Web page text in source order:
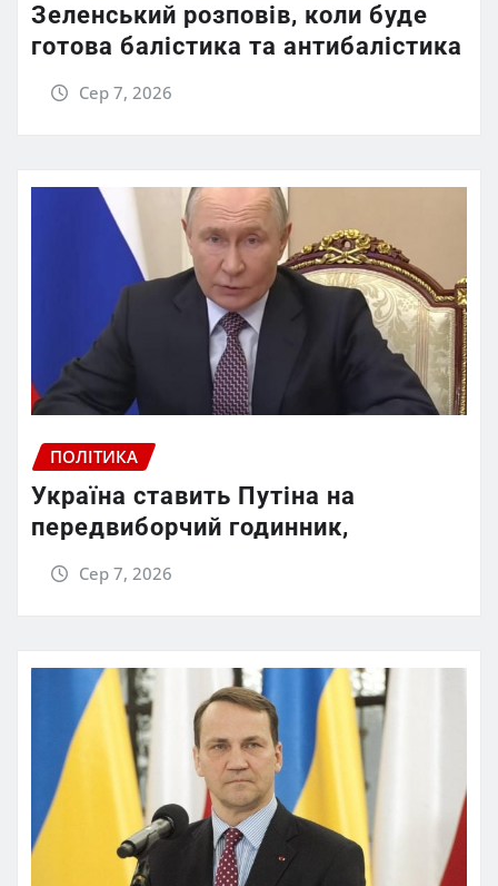
Зеленський розповів, коли буде
готова балістика та антибалістика
Сер 7, 2026
ПОЛІТИКА
Україна ставить Путіна на
передвиборчий годинник,
Сер 7, 2026